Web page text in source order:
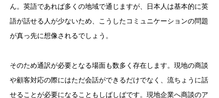
ん。英語であれば多くの地域で通じますが、日本人は基本的に英
語が話せる人が少ないため、こうしたコミュニケーションの問題
が真っ先に想像されるでしょう。
そのため通訳が必要となる場面も数多く存在します。現地の商談
や顧客対応の際にはただ会話ができるだけでなく、流ちょうに話
せることが必要になることもしばしばです。現地企業へ商談のア